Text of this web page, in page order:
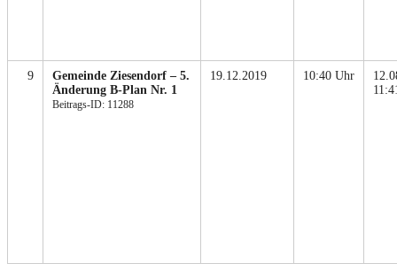
9
Gemeinde Ziesendorf – 5.
Änderung B-Plan Nr. 1
Beitrags-ID: 11288
19.12.2019 10:40 Uhr